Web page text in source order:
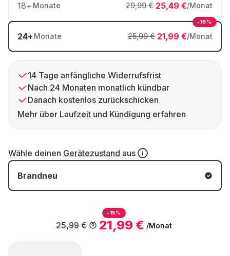
18+ Monate 25,49 €/Monat
29,99 €
24+ Monate 21,99 €/Monat
25,99 €
-15%
14 Tage anfängliche Widerrufsfrist
Nach 24 Monaten monatlich kündbar
Danach kostenlos zurückschicken
Mehr über Laufzeit und Kündigung erfahren
Wähle deinen Gerätezustand aus
Brandneu
-15%
21,99 € /Monat
25,99 €